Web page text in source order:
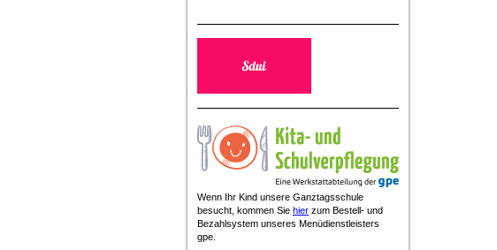
Wenn Ihr Kind unsere Ganztagsschule
besucht, kommen Sie hier zum Bestell- und
Bezahlsystem unseres Menüdienstleisters
gpe.